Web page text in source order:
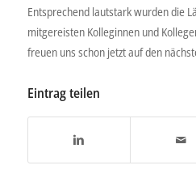
Entsprechend lautstark wurden die
mitgereisten Kolleginnen und
freuen uns schon jetzt auf den
Eintrag teilen